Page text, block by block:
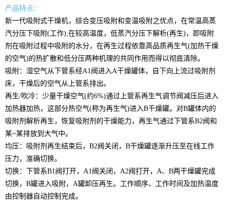
产品特点：
新一代吸附式干燥机，综合变压吸附和变温吸附之优点，在常温高蒸
汽分压下吸附(工作);在较高温度，低蒸汽分压下解析(再生) ，即吸附
剂在吸附过程中吸附的水分，在再生过程依靠高品质再生气(加热干燥
的空气)的热扩散和低分压两种机理的共同作用而得以彻底清除。
吸附：湿空气从下管系经A1 阀进入 A干燥罐体，自下向上流过吸附剂
床，干燥后的空气从上管系排出。
再生/吹冷：少量干燥空气(约6%)通过上管系再生气调节阀减压后进入
加热器加热，这部分热空气(称为再生气)进入B千燥罐。对B罐体内的
吸附剂解析再生，恢复吸附剂的干燥能力，再生气通过下管系B2阀和
某~某排放到大气中。
均压：吸附剂再生结束后， B2阀关闭， B干燥罐逐渐升压至在线工作
压力，准确切换。
切换：下管系B1 阀打开， A1 阀关闭， A2阀打开， A、 B两干燥罐完成
切换， B罐进入吸附， A罐卸压再生。工作顺序、工作时间及加热温度
由控制器自动控制完成。